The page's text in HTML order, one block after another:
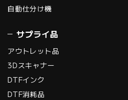
自動仕分け機
サプライ品
アウトレット品
3Dスキャナー
DTFインク
DTF消耗品